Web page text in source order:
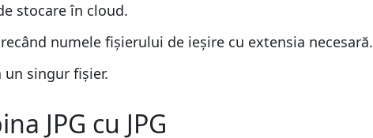
stocare în cloud.
numele fișierului de ieșire cu extensia necesară.
singur fișier.
JPG cu JPG